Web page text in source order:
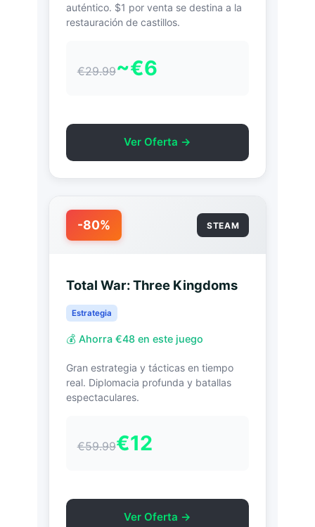
auténtico. $1 por venta se destina a la
restauración de castillos.
€29.99~€6
Ver Oferta →
-80% STEAM
Total War: Three Kingdoms
Estrategia
💰 Ahorra €48 en este juego
Gran estrategia y tácticas en tiempo
real. Diplomacia profunda y batallas
espectaculares.
€59.99€12
Ver Oferta →